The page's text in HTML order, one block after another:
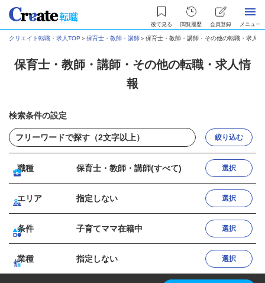
後で見る 閲覧履歴 会員登録 メニュー
クリエイト転職・求人TOP ＞保育士・教師・講師＞保育士・教師・講師・その他の転職・求人情
保育士・教師・講師・その他の転職・求人情
報
検索条件の設定
絞り込む
職種 保育士・教師・講師(すべて) 選択
エリア 指定しない 選択
条件 子育てママ在籍中 選択
業種 指定しない 選択